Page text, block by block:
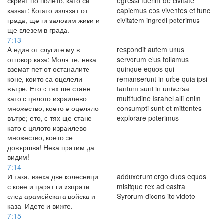
казват: Когато излязат от
града, ще ги заловим живи и
ще влезем в града.
capiemus eos viventes et tunc
civitatem ingredi poterimus
7:13
А един от слугите му в
отговор каза: Моля те, нека
вземат пет от останалите
коне, които са оцелели
вътре. Ето с тях ще стане
като с цялото израилево
множество, което е оцеляло
вътре; ето, с тях ще стане
като с цялото израилево
множество, което се
довършва! Нека пратим да
видим!
respondit autem unus
servorum eius tollamus
quinque equos qui
remanserunt in urbe quia ipsi
tantum sunt in universa
multitudine Israhel alii enim
consumpti sunt et mittentes
explorare poterimus
7:14
И така, взеха две колесници
с коне и царят ги изпрати
след арамейската войска и
каза: Идете и вижте.
adduxerunt ergo duos equos
misitque rex ad castra
Syrorum dicens ite videte
7:15